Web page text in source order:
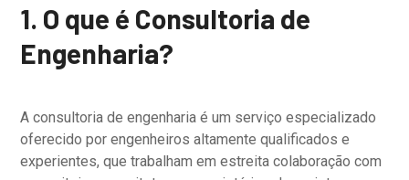
1. O que é Consultoria de
Engenharia?
A consultoria de engenharia é um serviço especializado
oferecido por engenheiros altamente qualificados e
experientes, que trabalham em estreita colaboração com